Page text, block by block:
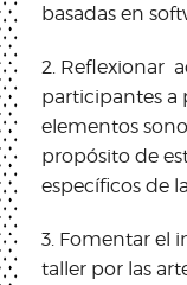
basadas en
2. Reflexionar
participantes a
elementos
propósito de
específicos de
3. Fomentar el
taller por las